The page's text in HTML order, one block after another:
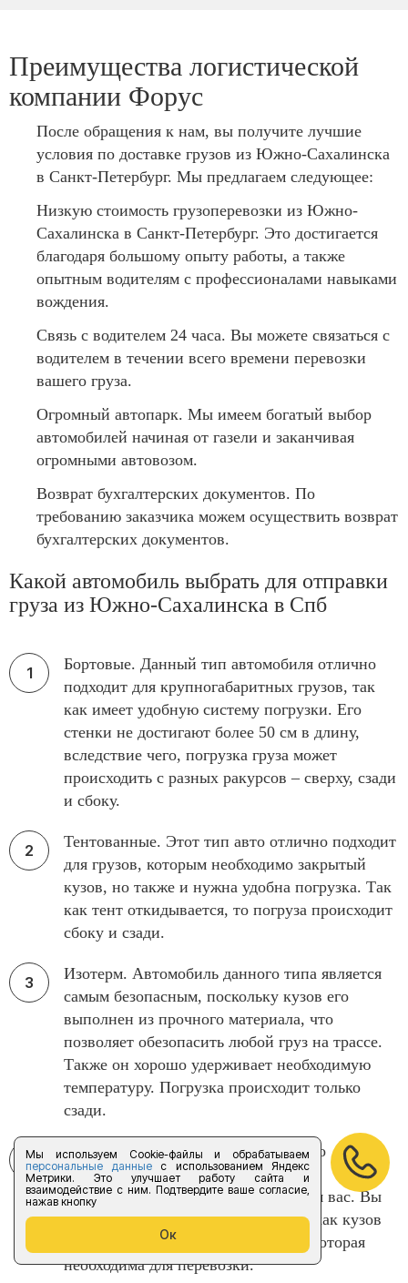
Мы используем Cookie-файлы и обрабатываем
персональные данныес использованием Яндекс
Метрики. Это улучшает работу сайта и
взаимодействие с ним. Подтвердите ваше согласие,
нажав кнопку
Ок
Преимущества логистической
компании Форус
После обращения к нам, вы получите лучшие
условия по доставке грузов из Южно-Сахалинска
в Санкт-Петербург. Мы предлагаем следующее:
Низкую стоимость грузоперевозки из Южно-
Сахалинска в Санкт-Петербург. Это достигается
благодаря большому опыту работы, а также
опытным водителям с профессионалами навыками
вождения.
Связь с водителем 24 часа. Вы можете связаться с
водителем в течении всего времени перевозки
вашего груза.
Огромный автопарк. Мы имеем богатый выбор
автомобилей начиная от газели и заканчивая
огромными автовозом.
Возврат бухгалтерских документов. По
требованию заказчика можем осуществить возврат
бухгалтерских документов.
Какой автомобиль выбрать для отправки
груза из Южно-Сахалинска в Спб
Бортовые. Данный тип автомобиля отлично
подходит для крупногабаритных грузов, так
как имеет удобную систему погрузки. Его
стенки не достигают более 50 см в длину,
вследствие чего, погрузка груза может
происходить с разных ракурсов – сверху, сзади
и сбоку.
Тентованные. Этот тип авто отлично подходит
для грузов, которым необходимо закрытый
кузов, но также и нужна удобна погрузка. Так
как тент откидывается, то погруза происходит
сбоку и сзади.
Изотерм. Автомобиль данного типа является
самым безопасным, поскольку кузов его
выполнен из прочного материала, что
позволяет обезопасить любой груз на трассе.
Также он хорошо удерживает необходимую
температуру. Погрузка происходит только
сзади.
Рефрижератор. Если вам необходимо
сохранение отрицательной и выше
температуры, то этот авто точно для вас. Вы
можете не бояться за ваш груз, так как кузов
может обеспечить ту температуру, которая
необходима для перевозки.